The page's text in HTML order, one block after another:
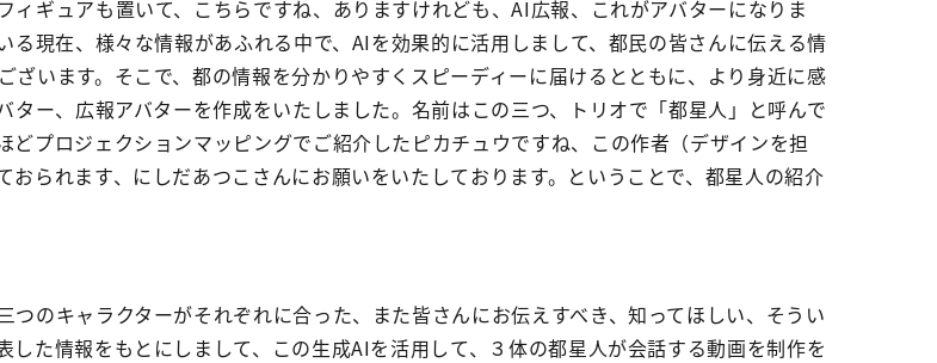
ィギュアも置いて、こちらですね、ありますけれども、AI広報、これがアバターになりま
る現在、様々な情報があふれる中で、AIを効果的に活用しまして、都民の皆さんに伝える情
ざいます。そこで、都の情報を分かりやすくスピーディーに届けるとともに、より身近に感
ター、広報アバターを作成をいたしました。名前はこの三つ、トリオで「都星人」と呼んで
どプロジェクションマッピングでご紹介したピカチュウですね、この作者（デザインを担
おられます、にしだあつこさんにお願いをいたしております。ということで、都星人の紹介
つのキャラクターがそれぞれに合った、また皆さんにお伝えすべき、知ってほしい、そうい
した情報をもとにしまして、この生成AIを活用して、３体の都星人が会話する動画を制作を